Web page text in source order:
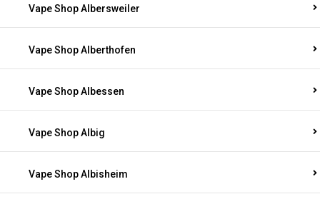
Vape Shop Albersweiler
Vape Shop Alberthofen
Vape Shop Albessen
Vape Shop Albig
Vape Shop Albisheim